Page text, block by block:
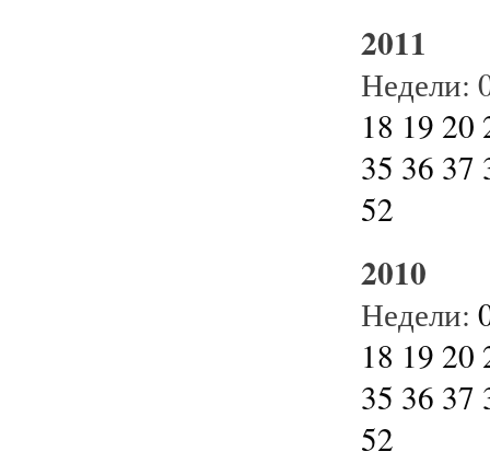
2011
Недели:
18 19 20
35 36 37
52
2010
Недели:
18 19 20
35 36 37
52